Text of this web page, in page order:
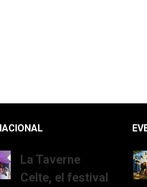
La Taverne
Celte, el festival